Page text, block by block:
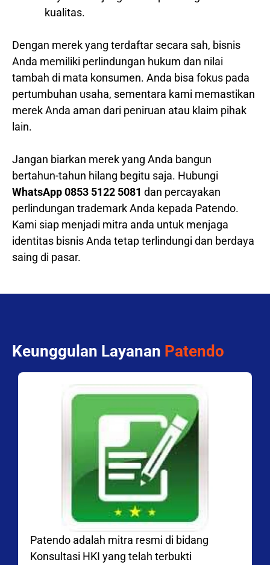
kualitas.
Dengan merek yang terdaftar secara sah, bisnis
Anda memiliki perlindungan hukum dan nilai
tambah di mata konsumen. Anda bisa fokus pada
pertumbuhan usaha, sementara kami memastikan
merek Anda aman dari peniruan atau klaim pihak
lain.
Jangan biarkan merek yang Anda bangun
bertahun-tahun hilang begitu saja. Hubungi
WhatsApp 0853 5122 5081 dan percayakan
perlindungan trademark Anda kepada Patendo.
Kami siap menjadi mitra anda untuk menjaga
identitas bisnis Anda tetap terlindungi dan berdaya
saing di pasar.
Keunggulan Layanan Patendo
Patendo adalah mitra resmi di bidang
Konsultasi HKI yang telah terbukti